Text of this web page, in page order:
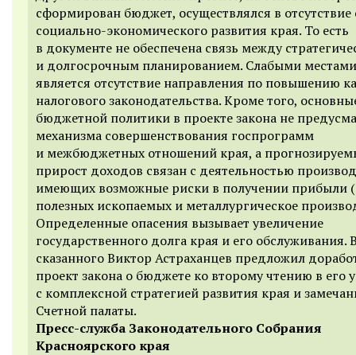
сформирован бюджет, осуществлялся в отсутствие
социально-экономического развития края. То есть
в документе не обеспечена связь между
и долгосрочным планированием. Слабыми
является отсутствие направления по повышению
налогового законодательства. Кроме того,
бюджетной политики в проекте закона не
механизма совершенствования госпрограмм
и межбюджетных отношений края, а
прирост доходов связан с деятельностью
имеющих возможные риски в получении прибыли
полезных ископаемых и металлургическое
Определенные опасения вызывает увеличение
государственного долга края и его обслуживания.
сказанного Виктор Астраханцев предложил
проект закона о бюджете ко второму чтению в его
с комплексной стратегией развития края и
Счетной палаты.
Пресс-служба Законодательного Собрания
Красноярского края